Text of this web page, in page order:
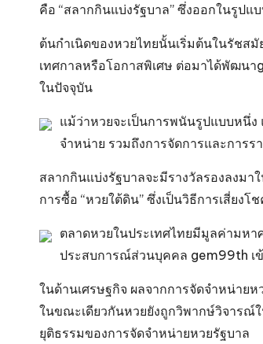
คือ “สลากกินแบ่งรัฐบาล” ซึ่งออกในรูป
ต้นกำเนิดของหวยไทยนั้นเริ่มต้นในรัชส
เทศกาลหรือโอกาสพิเศษ ต่อมาได้พัฒนา
ในปัจจุบัน
แม้ว่าหวยจะเป็นการพนันรูปแบบหนึ่
จำหน่าย รวมถึงการจัดการและการ
สลากกินแบ่งรัฐบาลจะมีรางวัลรองลงมา
การซื้อ “หวยใต้ดิน” ซึ่งเป็นวิธีการเสี่ย
ตลาดหวยในประเทศไทยมีมูลค่ามห
ประสบการณ์ส่วนบุคคล gem99th เ
ในด้านเศรษฐกิจ ผลจากการจัดจำหน่าย
ในขณะเดียวกันหวยยังถูกวิพากษ์วิจารณ์
ยุติธรรมของการจัดจำหน่ายหวยรัฐบาล